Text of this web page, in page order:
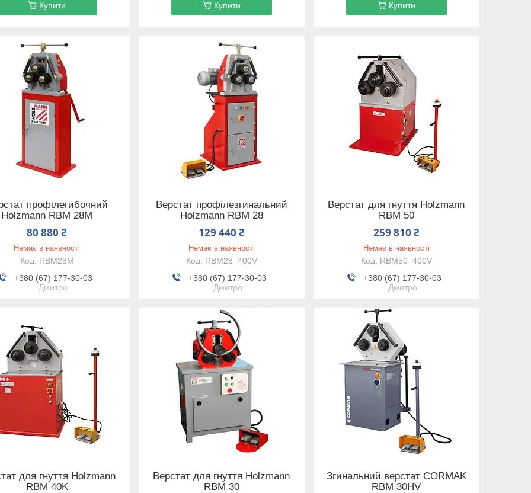
Купити Купити Купити
профілегибочний
Holzmann RBM 28M
80 880 ₴
Немає в наявності
RBM28M
+380 (67) 177-30-03
Дмитро
Верстат профілезгинальний
Holzmann RBM 28
129 440 ₴
Немає в наявності
RBM28_400V
+380 (67) 177-30-03
Дмитро
Верстат для гнуття Holzmann
RBM 50
259 810 ₴
Немає в наявності
RBM50_400V
+380 (67) 177-30-03
Дмитро
для гнуття Holzmann
RBM 40K
Верстат для гнуття Holzmann
RBM 30
Згинальний верстат CORMAK
RBM 30HV